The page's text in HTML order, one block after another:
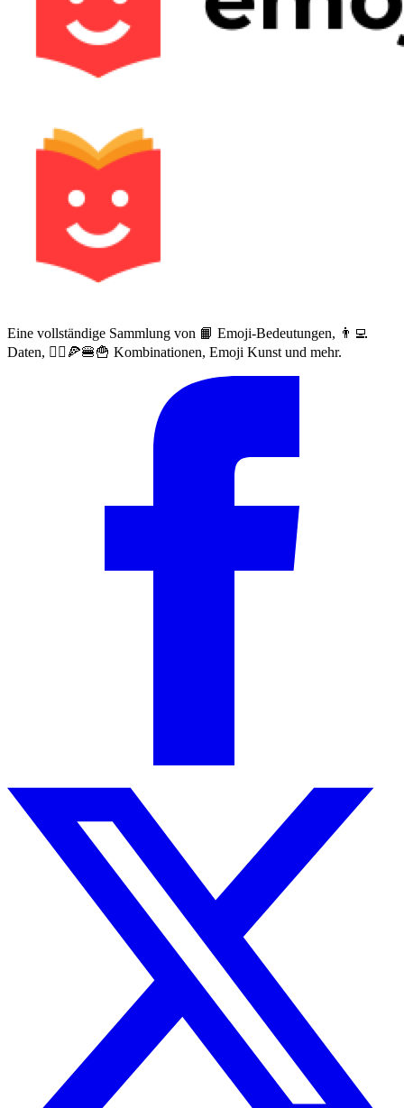
Eine vollständige Sammlung von 📙 Emoji-Bedeutungen, 👨‍💻
Daten, 🙅‍♀️🍕🍔🍟 Kombinationen, Emoji Kunst und mehr.